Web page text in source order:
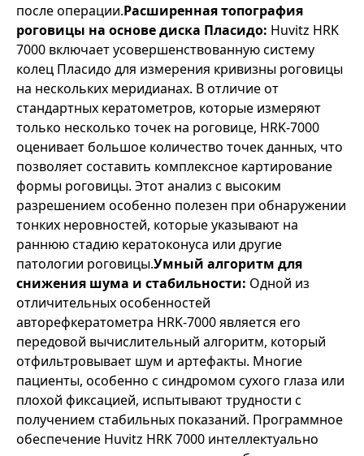
после операции.Расширенная топография
роговицы на основе диска Пласидо: Huvitz HRK
7000 включает усовершенствованную систему
колец Пласидо для измерения кривизны роговицы
на нескольких меридианах. В отличие от
стандартных кератометров, которые измеряют
только несколько точек на роговице, HRK-7000
оценивает большое количество точек данных, что
позволяет составить комплексное картирование
формы роговицы. Этот анализ с высоким
разрешением особенно полезен при обнаружении
тонких неровностей, которые указывают на
раннюю стадию кератоконуса или другие
патологии роговицы.Умный алгоритм для
снижения шума и стабильности: Одной из
отличительных особенностей
авторефкератометра HRK-7000 является его
передовой вычислительный алгоритм, который
отфильтровывает шум и артефакты. Многие
пациенты, особенно с синдромом сухого глаза или
плохой фиксацией, испытывают трудности с
получением стабильных показаний. Программное
обеспечение Huvitz HRK 7000 интеллектуально